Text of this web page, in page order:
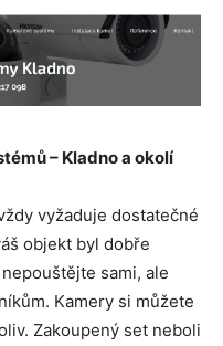
– Kladno a okolí
vyžaduje dostatečné
objekt byl dobře
sami, ale
Kamery si můžete
Zakoupený set neboli